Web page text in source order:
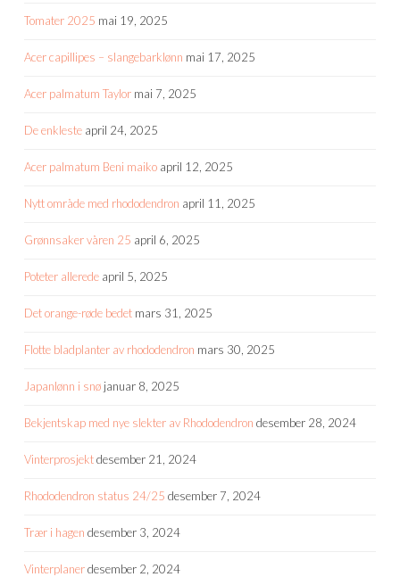
Tomater 2025 mai 19, 2025
Acer capillipes – slangebarklønn mai 17, 2025
Acer palmatum Taylor mai 7, 2025
De enkleste april 24, 2025
Acer palmatum Beni maiko april 12, 2025
Nytt område med rhododendron april 11, 2025
Grønnsaker våren 25 april 6, 2025
Poteter allerede april 5, 2025
Det orange-røde bedet mars 31, 2025
Flotte bladplanter av rhododendron mars 30, 2025
Japanlønn i snø januar 8, 2025
Bekjentskap med nye slekter av Rhododendron desember 28, 2024
Vinterprosjektdesember 21, 2024
Rhododendron status 24/25 desember 7, 2024
Trær i hagen desember 3, 2024
Vinterplanerdesember 2, 2024